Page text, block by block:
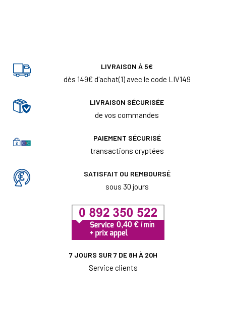
LIVRAISON À 5€
dès 149€ d'achat(1) avec le code LIV149
LIVRAISON SÉCURISÉE
de vos commandes
PAIEMENT SÉCURISÉ
transactions cryptées
SATISFAIT OU REMBOURSÉ
sous 30 jours
7 JOURS SUR 7 DE 8H À 20H
Service clients